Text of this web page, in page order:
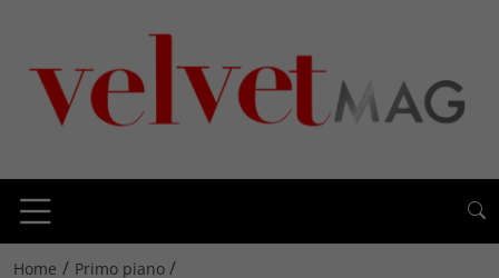
Home / Primo piano /